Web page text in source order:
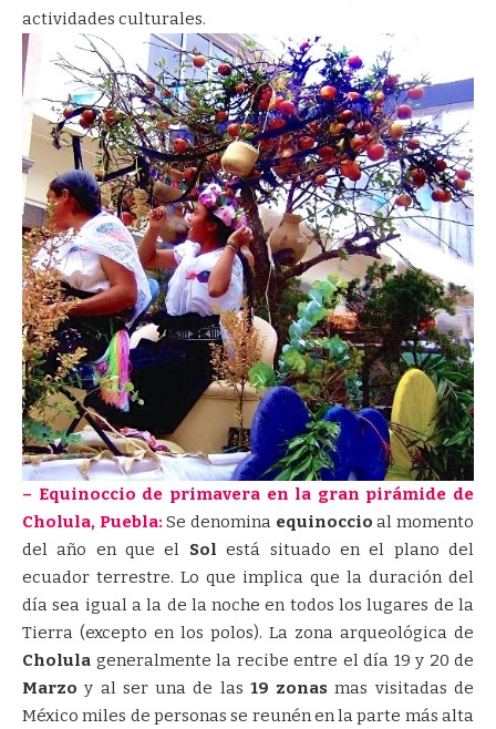
actividades culturales.
– Equinoccio de primavera en la gran pirámide de
Cholula, Puebla: Se denomina equinoccio al momento
del año en que el Sol está situado en el plano del
ecuador terrestre. Lo que implica que la duración del
día sea igual a la de la noche en todos los lugares de la
Tierra (excepto en los polos). La zona arqueológica de
Cholula generalmente la recibe entre el día 19 y 20 de
Marzo y al ser una de las 19 zonas mas visitadas de
México miles de personas se reunén en la parte más alta